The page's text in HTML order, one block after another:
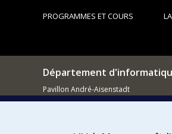
PROGRAMMES ET COURS
Département
Pavillon André-Aisenstadt
2920, chemin de la Tour